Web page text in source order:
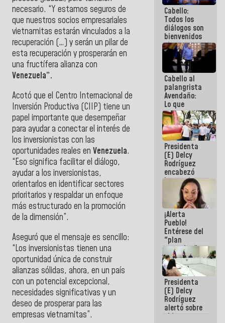
necesario. “Y estamos seguros de
que nuestros socios empresariales
vietnamitas estarán vinculados a la
recuperación (…) y serán un pilar de
esta recuperación y prosperarán en
una fructífera alianza con
Venezuela”.
Acotó que el Centro Internacional de
Inversión Productiva (CIIP) tiene un
papel importante que desempeñar
para ayudar a conectar el interés de
los inversionistas con las
oportunidades reales en Venezuela.
“Eso significa facilitar el diálogo,
ayudar a los inversionistas,
orientarlos en identificar sectores
prioritarios y respaldar un enfoque
más estructurado en la promoción
de la dimensión”.
Aseguró que el mensaje es sencillo:
“Los inversionistas tienen una
oportunidad única de construir
alianzas sólidas, ahora, en un país
con un potencial excepcional,
necesidades significativas y un
deseo de prosperar para las
empresas vietnamitas”.
recuperación
del Sistema
Eléctrico
Nacional
Cabello:
Todos los
diálogos son
bienvenidos
siempre que
estén en el
marco de la
Constitución
de la
República
Cabello al
palangrista
Avendaño:
Lo que
vayas a
escribir
hazlo hoy
por que no
sabemos si
la semana
que viene
hay
programa
Presidenta
(E) Delcy
Rodríguez
encabezó
lanzamiento
del Plan
Nacional de
Recreación
Vacacional
¡Alerta
Pueblo!
Entérese del
"plan
enjambre"
de La Sayo
para
sabotear el
diálogo y
promover el
caos
Presidenta
(E) Delcy
Rodríguez
alertó sobre
el impacto